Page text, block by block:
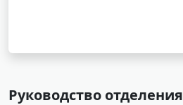
Руководство отделения